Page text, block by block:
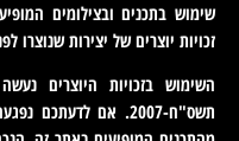
שימוש בתכנים ובצילומים
זכויות יוצרים של יצירות שנוצרו
תשס"ח-2007. אם